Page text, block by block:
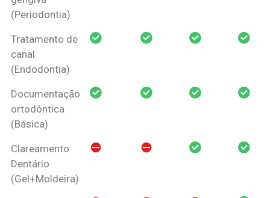
(Periodontia)
Tratamento de
canal
(Endodontia)
Documentação
ortodôntica
(Básica)
Clareamento
Dentário
(Gel+Moldeira)